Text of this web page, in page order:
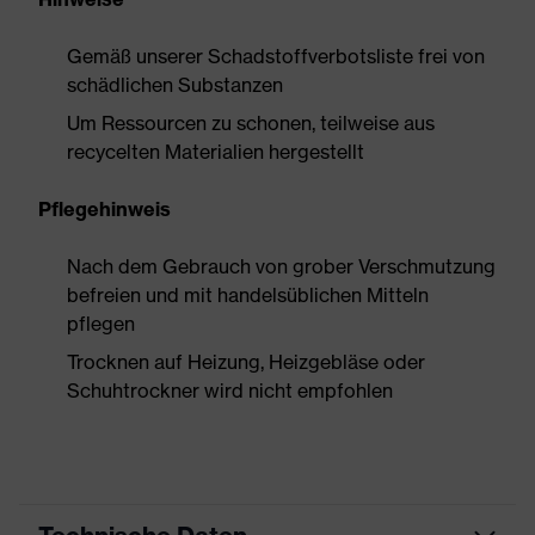
Gemäß unserer Schadstoffverbotsliste frei von
schädlichen Substanzen
Um Ressourcen zu schonen, teilweise aus
recycelten Materialien hergestellt
Pflegehinweis
Nach dem Gebrauch von grober Verschmutzung
befreien und mit handelsüblichen Mitteln
pflegen
Trocknen auf Heizung, Heizgebläse oder
Schuhtrockner wird nicht empfohlen